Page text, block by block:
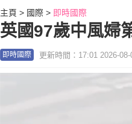
主頁 國際 即時國際
英國97歲中風婦
即時國際 更新時間：17:01 2026-